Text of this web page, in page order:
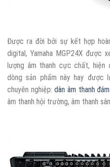
Được ra đời bởi sự kết hợp
digital, Yamaha MGP24X
lượng âm thanh cực chất, hiện
dòng sản phẩm này hay được
chuyên nghiệp:dàn âm thanh
âm thanh hội trường, âm thanh